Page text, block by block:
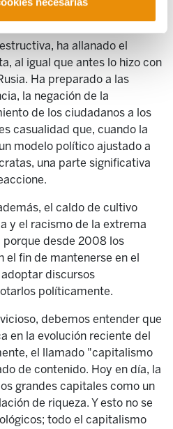
ha allanado el
al igual que antes lo hizo con
Ha preparado a las
la negación de la
de los ciudadanos a los
casualidad que, cuando la
modelo político ajustado a
una parte significativa
el caldo de cultivo
y el racismo de la extrema
porque desde 2008 los
el fin de mantenerse en el
discursos
políticamente.
debemos entender que
en la evolución reciente del
el llamado "capitalismo
de contenido. Hoy en día, la
grandes capitales como un
de riqueza. Y esto no se
todo el capitalismo